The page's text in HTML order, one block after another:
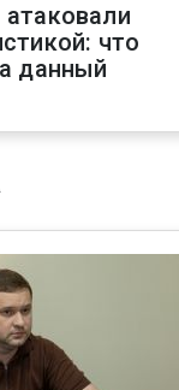
что
данный